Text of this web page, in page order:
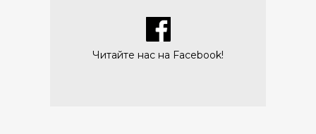
Читайте нас на Facebook!